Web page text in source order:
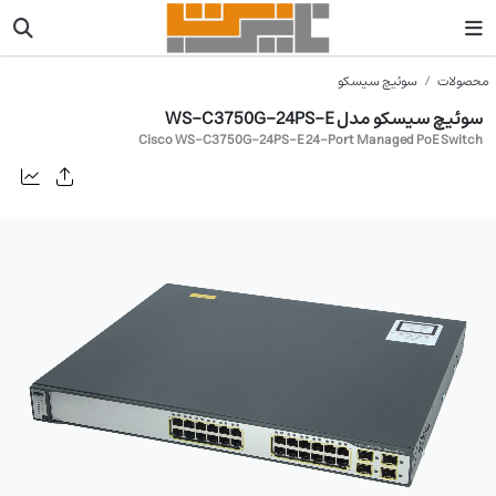
محصولات سوئیچ سیسکو
سوئیچ سیسکو مدل WS-C3750G-24PS-E
Cisco WS-C3750G-24PS-E 24-Port Managed PoE Switch